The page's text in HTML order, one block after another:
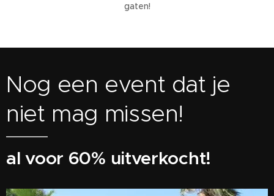
gaten!
Nog een event dat je
niet mag missen!
al voor 60% uitverkocht!